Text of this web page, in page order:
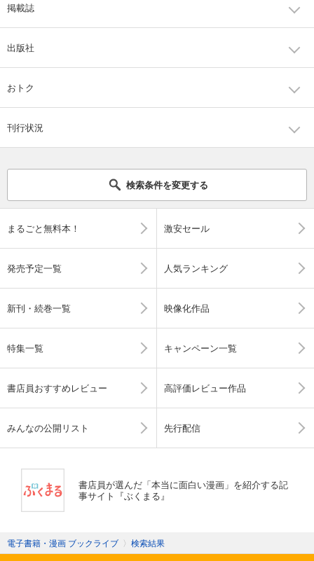
掲載誌
出版社
おトク
刊行状況
検索条件を変更する
まるごと無料本！ 激安セール
発売予定一覧 人気ランキング
新刊・続巻一覧 映像化作品
特集一覧 キャンペーン一覧
書店員おすすめレビュー 高評価レビュー作品
みんなの公開リスト 先行配信
書店員が選んだ「本当に面白い漫画」を紹介する記
事サイト『ぶくまる』
電子書籍・漫画 ブックライブ 〉 検索結果